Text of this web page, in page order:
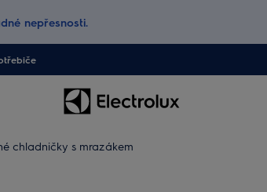
nepřesnosti.
chladničky s mrazákem